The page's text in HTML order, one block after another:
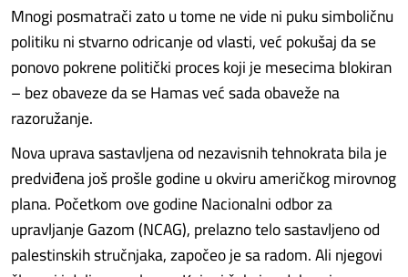
Mnogi posmatrači zato u tome ne vide ni puku simboličnu
politiku ni stvarno odricanje od vlasti, već pokušaj da se
ponovo pokrene politički proces koji je mesecima blokiran
– bez obaveze da se Hamas već sada obaveže na
razoružanje.
Nova uprava sastavljena od nezavisnih tehnokrata bila je
predviđena još prošle godine u okviru američkog mirovnog
plana. Početkom ove godine Nacionalni odbor za
upravljanje Gazom (NCAG), prelazno telo sastavljeno od
palestinskih stručnjaka, započeo je sa radom. Ali njegovi